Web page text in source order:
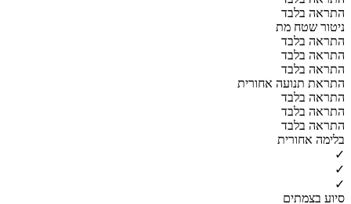
התראה בלבד
ניטור שטח מת
התראה בלבד
התראה בלבד
התראה בלבד
התראת תנועה אחורית
התראה בלבד
התראה בלבד
התראה בלבד
בלימה אחורית
✓
✓
✓
סיוע בצמתים